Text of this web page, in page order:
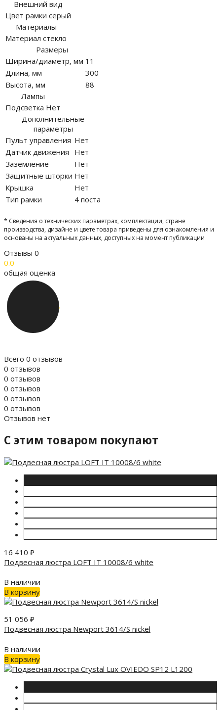
Внешний вид
Цвет рамки серый
Материалы
Материал стекло
Размеры
Ширина/диаметр, мм 11
Длина, мм
300
Высота, мм
88
Лампы
Подсветка Нет
Дополнительные
параметры
Пульт управления Нет
Датчик движения
Нет
Заземление
Нет
Защитные шторки Нет
Крышка
Нет
Тип рамки
4 поста
* Сведения о технических параметрах, комплектации, стране
производства, дизайне и цвете товара приведены для ознакомления и
основаны на актуальных данных, доступных на момент публикации
Отзывы 0
0.0
общая оценка
Всего 0 отзывов
0 отзывов
0 отзывов
0 отзывов
0 отзывов
0 отзывов
Отзывов нет
C этим товаром покупают
16 410 ₽
Подвесная люстра LOFT IT 10008/6 white
В наличии
В корзину
51 056 ₽
Подвесная люстра Newport 3614/S nickel
В наличии
В корзину